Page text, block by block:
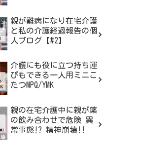
親が難病になり在宅介護
と私の介護経過報告の個
人ブログ【#2】
介護にも役に立つ持ち運
びもできる一人用ミニこ
たつMPQ/YMK
親の在宅介護中に親が薬
の飲み合わせで危険 異
常事態!? 精神崩壊!!